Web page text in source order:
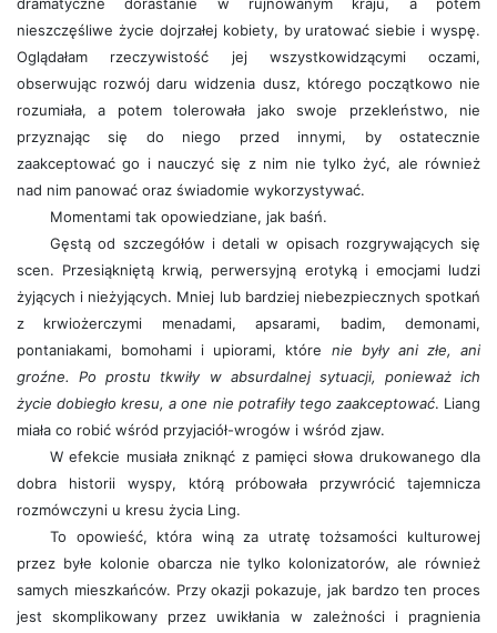
nieszczęśliwe życie dojrzałej kobiety, by uratować siebie i wyspę.
Oglądałam rzeczywistość jej wszystkowidzącymi oczami,
obserwując rozwój daru widzenia dusz, którego początkowo nie
rozumiała, a potem tolerowała jako swoje przekleństwo, nie
przyznając się do niego przed innymi, by ostatecznie
zaakceptować go i nauczyć się z nim nie tylko żyć, ale również
nad nim panować oraz świadomie wykorzystywać.
Momentami tak opowiedziane, jak baśń.
Gęstą od szczegółów i detali w opisach rozgrywających się
scen. Przesiąkniętą krwią, perwersyjną erotyką i emocjami ludzi
żyjących i nieżyjących. Mniej lub bardziej niebezpiecznych spotkań
z krwiożerczymi menadami, apsarami, badim, demonami,
pontaniakami, bomohami i upiorami, które nie były ani złe, ani
groźne. Po prostu tkwiły w absurdalnej sytuacji, ponieważ ich
życie dobiegło kresu, a one nie potrafiły tego zaakceptować. Liang
miała co robić wśród przyjaciół-wrogów i wśród zjaw.
W efekcie musiała zniknąć z pamięci słowa drukowanego dla
dobra historii wyspy, którą próbowała przywrócić tajemnicza
rozmówczyni u kresu życia Ling.
To opowieść, która winą za utratę tożsamości kulturowej
przez byłe kolonie obarcza nie tylko kolonizatorów, ale również
samych mieszkańców. Przy okazji pokazuje, jak bardzo ten proces
jest skomplikowany przez uwikłania w zależności i pragnienia